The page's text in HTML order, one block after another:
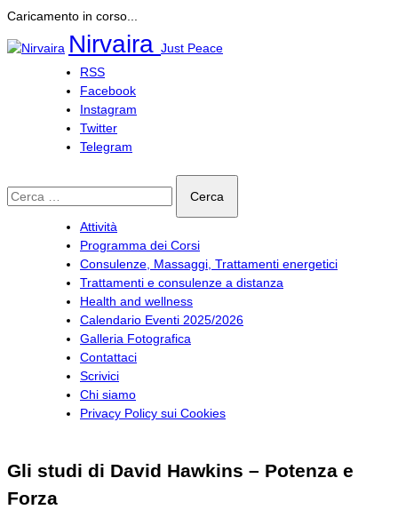
Caricamento in corso...
al
Nirvaira Just Peace
RSS
Facebook
Instagram
Twitter
Telegram
Ricerca
per:
Attività
Programma dei Corsi
Consulenze, Massaggi, Trattamenti energetici
Trattamenti e consulenze a distanza
Health and wellness
Calendario Eventi 2025/2026
Galleria Fotografica
Contattaci
Scrivici
Chi siamo
Privacy Policy sui Cookies
Gli studi di David Hawkins – Potenza e
Forza